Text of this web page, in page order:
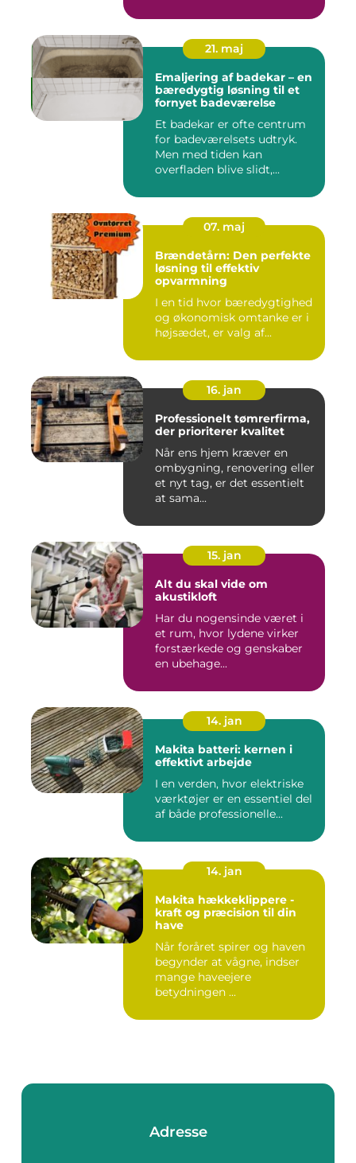
21. maj
Emaljering af badekar – en
bæredygtig løsning til et
fornyet badeværelse
Et badekar er ofte centrum
for badeværelsets udtryk.
Men med tiden kan
overfladen blive slidt,...
07. maj
Brændetårn: Den perfekte
løsning til effektiv
opvarmning
I en tid hvor bæredygtighed
og økonomisk omtanke er i
højsædet, er valg af...
16. jan
Professionelt tømrerfirma,
der prioriterer kvalitet
Når ens hjem kræver en
ombygning, renovering eller
et nyt tag, er det essentielt
at sama...
15. jan
Alt du skal vide om
akustikloft
Har du nogensinde været i
et rum, hvor lydene virker
forstærkede og genskaber
en ubehage...
14. jan
Makita batteri: kernen i
effektivt arbejde
I en verden, hvor elektriske
værktøjer er en essentiel del
af både professionelle...
14. jan
Makita hækkeklippere -
kraft og præcision til din
have
Når foråret spirer og haven
begynder at vågne, indser
mange haveejere
betydningen ...
Adresse